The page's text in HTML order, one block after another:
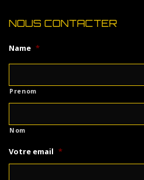
NOUS CONTACTER
Name *
Prenom
Nom
Votre email *